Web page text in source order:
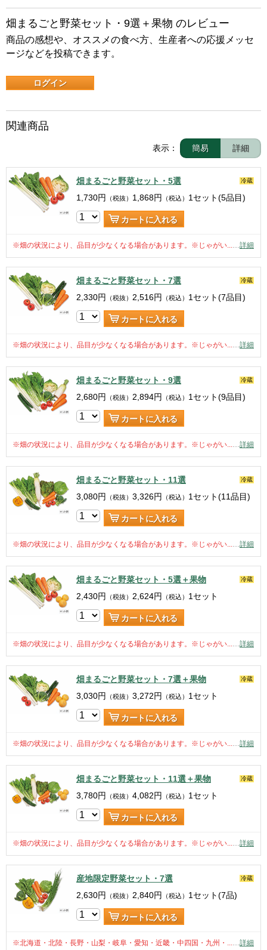
畑まるごと野菜セット・9選＋果物 のレビュー
商品の感想や、オススメの食べ方、生産者への応援メッセ
ージなどを投稿できます。
ログイン
関連商品
表示： 簡易 詳細
畑まるごと野菜セット・5選 冷蔵
1,730円 （税抜） 1,868円 （税込） 1セット(5品目)
カートに入れる
※畑の状況により、品目が少なくなる場合があります。※じゃがい...…詳細
畑まるごと野菜セット・7選 冷蔵
2,330円 （税抜） 2,516円 （税込） 1セット(7品目)
カートに入れる
※畑の状況により、品目が少なくなる場合があります。※じゃがい...…詳細
畑まるごと野菜セット・9選 冷蔵
2,680円 （税抜） 2,894円 （税込） 1セット(9品目)
カートに入れる
※畑の状況により、品目が少なくなる場合があります。※じゃがい...…詳細
畑まるごと野菜セット・11選 冷蔵
3,080円 （税抜） 3,326円 （税込） 1セット(11品目)
カートに入れる
※畑の状況により、品目が少なくなる場合があります。※じゃがい...…詳細
畑まるごと野菜セット・5選＋果物 冷蔵
2,430円 （税抜） 2,624円 （税込） 1セット
カートに入れる
※畑の状況により、品目が少なくなる場合があります。※じゃがい...…詳細
畑まるごと野菜セット・7選＋果物 冷蔵
3,030円 （税抜） 3,272円 （税込） 1セット
カートに入れる
※畑の状況により、品目が少なくなる場合があります。※じゃがい...…詳細
畑まるごと野菜セット・11選＋果物 冷蔵
3,780円 （税抜） 4,082円 （税込） 1セット
カートに入れる
※畑の状況により、品目が少なくなる場合があります。※じゃがい...…詳細
産地限定野菜セット・7選 冷蔵
2,630円 （税抜） 2,840円 （税込） 1セット(7品)
カートに入れる
※北海道・北陸・長野・山梨・岐阜・愛知・近畿・中四国・九州・...…詳細